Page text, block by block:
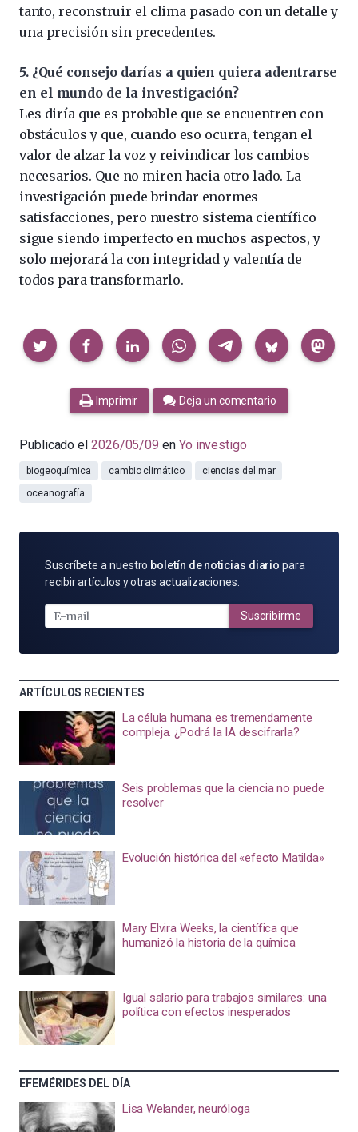
tanto, reconstruir el clima pasado con un detalle y
una precisión sin precedentes.
5. ¿Qué consejo darías a quien quiera adentrarse
en el mundo de la investigación?
Les diría que es probable que se encuentren con
obstáculos y que, cuando eso ocurra, tengan el
valor de alzar la voz y reivindicar los cambios
necesarios. Que no miren hacia otro lado. La
investigación puede brindar enormes
satisfacciones, pero nuestro sistema científico
sigue siendo imperfecto en muchos aspectos, y
solo mejorará la con integridad y valentía de
todos para transformarlo.
Compartir
Imprimir Deja un comentario
Publicado el 2026/05/09 en Yo investigo
biogeoquímica cambio climático
ciencias del mar
oceanografía
SUSCRÍBETE
POR
MAIL
Suscríbete a nuestro boletín de noticias diario para
recibir artículos y otras actualizaciones.
Suscribirme
ARTÍCULOS RECIENTES
La célula humana es tremendamente
compleja. ¿Podrá la IA descifrarla?
Seis problemas que la ciencia no puede
resolver
Evolución histórica del «efecto Matilda»
Mary Elvira Weeks, la científica que
humanizó la historia de la química
Igual salario para trabajos similares: una
política con efectos inesperados
EFEMÉRIDES DEL DÍA
Lisa Welander, neuróloga